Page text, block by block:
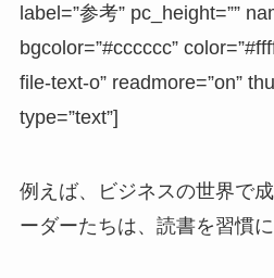
label=”参考” pc_height=””
bgcolor=”#cccccc”
file-text-o” readmore=”on”
type=”text”]
例えば、ビジネスの世界で
ーダーたちは、読書を習慣に